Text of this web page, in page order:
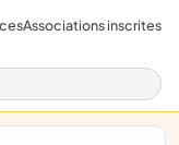
Associations inscrites